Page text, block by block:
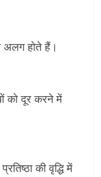
अलग होते हैं।
को दूर करने में
की वृद्धि में